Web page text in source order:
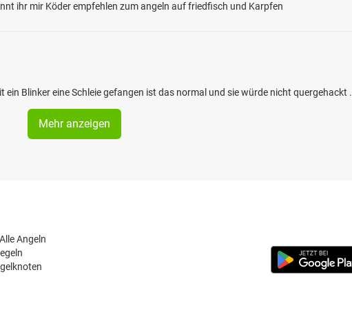
ihr mir Köder empfehlen zum angeln auf friedfisch und Karpfen
Blinker eine Schleie gefangen ist das normal und sie würde nicht quergehackt .
Mehr anzeigen
Angeln